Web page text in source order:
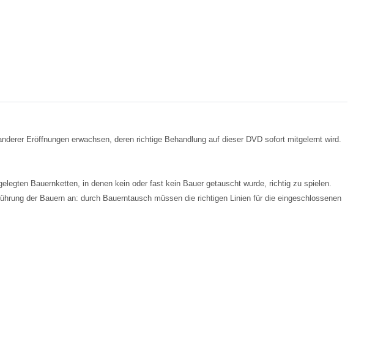
Eröffnungen erwachsen, deren richtige Behandlung auf dieser DVD sofort mitgelernt wird.
Bauernketten, in denen kein oder fast kein Bauer getauscht wurde, richtig zu spielen.
der Bauern an: durch Bauerntausch müssen die richtigen Linien für die eingeschlossenen